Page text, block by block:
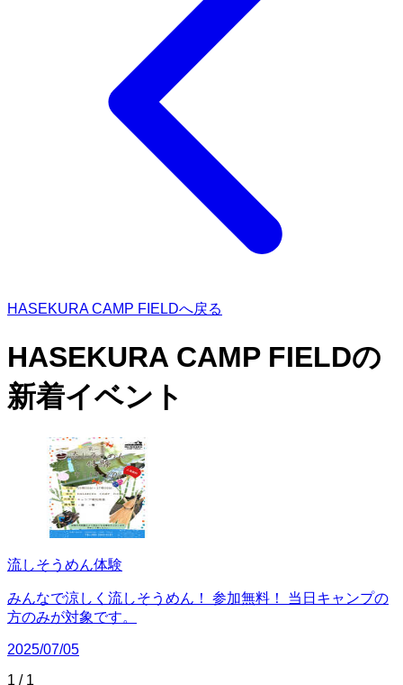
HASEKURA CAMP FIELDへ戻る
HASEKURA CAMP FIELDの
新着イベント
流しそうめん体験
みんなで涼しく流しそうめん！ 参加無料！ 当日キャンプの
方のみが対象です。
2025/07/05
1 / 1